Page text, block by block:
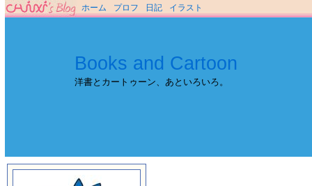
ホーム プロフ 日記 イラスト
Books and Cartoon
洋書とカートゥーン、あといろいろ。